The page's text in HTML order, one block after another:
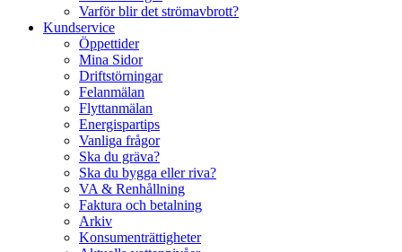
Varför blir det strömavbrott?
Kundservice
Öppettider
Mina Sidor
Driftstörningar
Felanmälan
Flyttanmälan
Energispartips
Vanliga frågor
Ska du gräva?
Ska du bygga eller riva?
VA & Renhållning
Faktura och betalning
Arkiv
Konsumenträttigheter